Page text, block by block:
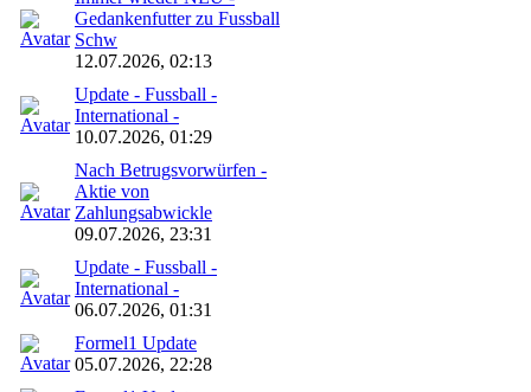
Gedankenfutter zu Fussball
Schw
12.07.2026, 02:13
Update - Fussball -
International -
10.07.2026, 01:29
Nach Betrugsvorwürfen -
Aktie von
Zahlungsabwickle
09.07.2026, 23:31
Update - Fussball -
International -
06.07.2026, 01:31
Formel1 Update
05.07.2026, 22:28